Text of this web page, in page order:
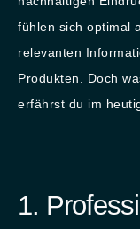
fühlen sich optimal
relevanten
Produkten. Doch
erfährst du im
1.